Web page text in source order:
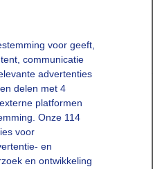
voor geeft,
communicatie
advertenties
delen met 4
platformen
Onze 114
voor
en
en ontwikkeling
30x bekeken